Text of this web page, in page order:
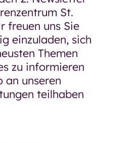
und Finanzierung
und
und Kontakte
St.
freuen uns Sie
einzuladen, sich
Themen
zu informieren
an unseren
teilhaben